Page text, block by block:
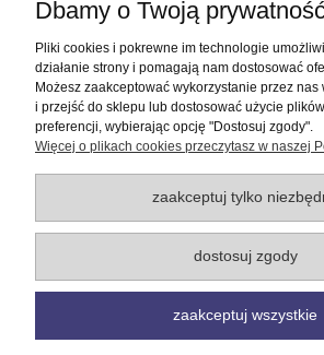
Pomoc
Moje konto
Płatności i dostawa
Informacje
O nas
Dbamy o Twoją
Pliki cookies i pokrewne im technologie
działanie strony i pomagają nam dostosować
Możesz zaakceptować wykorzystanie przez
i przejść do sklepu lub dostosować użycie
preferencji, wybierając opcję "Dostosuj zgody".
Więcej o plikach cookies przeczytasz w naszej
zaakceptuj tylko
dostosuj zgody
zaakceptuj wszystkie